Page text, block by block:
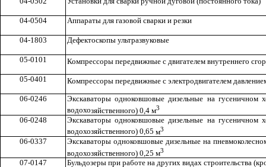
04-0504 Аппараты для газовой сварки и резки
04-1803 Дефектоскопы ультразвуковые
05-0101
Компрессоры передвижные с двигателем внутреннего
05-0401
Компрессоры передвижные с электродвигателем
06-0246
Экскаваторы одноковшовые дизельные на гусеничном
водохозяйственного) 0,4 м3
06-0248
Экскаваторы одноковшовые дизельные на гусеничном
водохозяйственного) 0,65 м3
06-0337 Экскаваторы одноковшовые дизельные на
водохозяйственного) 0,25 м3
07-0147 Бульдозеры при работе на других видах строительства